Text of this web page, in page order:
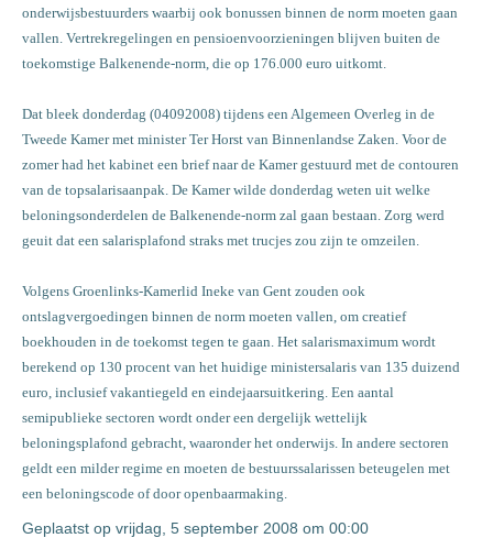
onderwijsbestuurders waarbij ook bonussen binnen de norm moeten gaan
vallen. Vertrekregelingen en pensioenvoorzieningen blijven buiten de
toekomstige Balkenende-norm, die op 176.000 euro uitkomt.
Dat bleek donderdag (04092008) tijdens een Algemeen Overleg in de
Tweede Kamer met minister Ter Horst van Binnenlandse Zaken. Voor de
zomer had het kabinet een brief naar de Kamer gestuurd met de contouren
van de topsalarisaanpak. De Kamer wilde donderdag weten uit welke
beloningsonderdelen de Balkenende-norm zal gaan bestaan. Zorg werd
geuit dat een salarisplafond straks met trucjes zou zijn te omzeilen.
Volgens Groenlinks-Kamerlid Ineke van Gent zouden ook
ontslagvergoedingen binnen de norm moeten vallen, om creatief
boekhouden in de toekomst tegen te gaan. Het salarismaximum wordt
berekend op 130 procent van het huidige ministersalaris van 135 duizend
euro, inclusief vakantiegeld en eindejaarsuitkering. Een aantal
semipublieke sectoren wordt onder een dergelijk wettelijk
beloningsplafond gebracht, waaronder het onderwijs. In andere sectoren
geldt een milder regime en moeten de bestuurssalarissen beteugelen met
een beloningscode of door openbaarmaking.
Geplaatst op vrijdag, 5 september 2008 om 00:00